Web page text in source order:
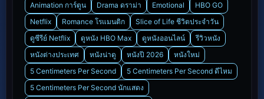
Animation การ์ตูน Drama ดราม่า Emotional
HBO GO
Netflix
Romance โรแมนติก
Slice of Life ชีวิตประจำวัน
ดูซีรีย์ Netflix
ดูหนัง HBO Max ดูหนังออนไลน์
รีวิวหนัง
หนังต่างประเทศ
หนังน่าดู หนังปี 2026
หนังใหม่
5 Centimeters Per Second
5 Centimeters Per Second ดีไหม
5 Centimeters Per Second นักแสดง